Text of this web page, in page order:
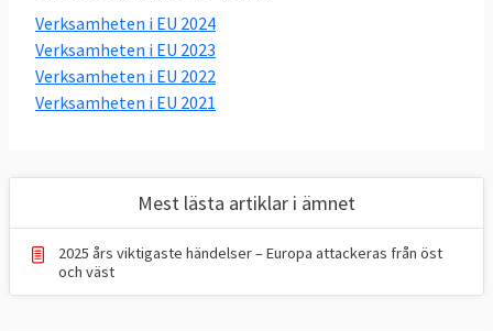
Verksamheten i EU 2024
Verksamheten i EU 2023
Verksamheten i EU 2022
Verksamheten i EU 2021
Mest lästa artiklar i ämnet
2025 års viktigaste händelser – Europa attackeras från öst
och väst